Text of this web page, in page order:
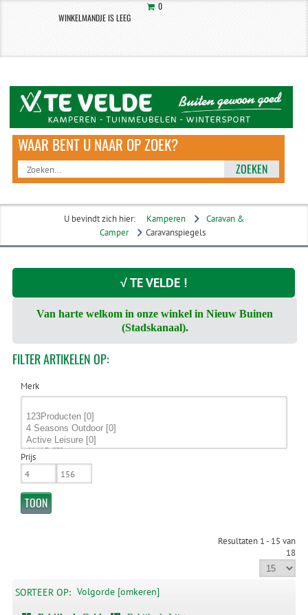
0
WINKELMANDJE IS LEEG
ZOEKEN
U bevindt zich hier: Kamperen
Caravan &
Camper
Caravanspiegels
√ TE VELDE !
Van harte welkom in onze winkel in Nieuw Buinen
(Stadskanaal).
FILTERARTIKELEN OP:
Merk
Prijs
Resultaten 1 - 15 van
18
SORTEER OP: Volgorde [omkeren]